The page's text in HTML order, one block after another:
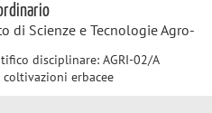
di Scienze e Tecnologie Agro-
disciplinare: AGRI-02/A
erbacee